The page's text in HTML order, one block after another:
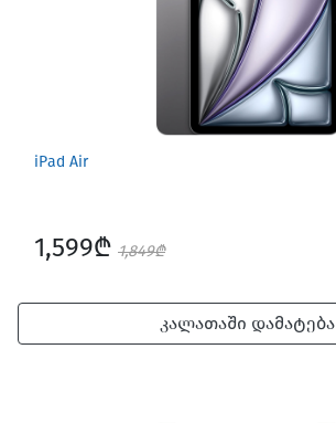
iPad Air
1,599₾ 1,849₾
კალათაში დამატება